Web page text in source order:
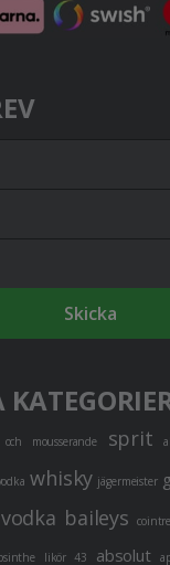
Skicka
mousserande sprit
whisky jägermeister
vodka baileys
likör 43 absolut